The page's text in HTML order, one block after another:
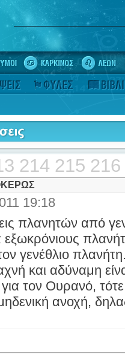
214 215 216
19:18
πλανητών από
εξωκρόνιους
γενέθλιο
και αδύναμη
τον Ουρανό, τότε
ανοχή,